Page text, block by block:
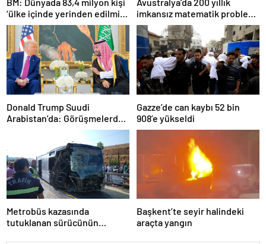
BM: Dünyada 83,4 milyon kişi
‘ülke içinde yerinden edilmiş’
olarak yaşıyor
Avustralya’da 200 yıllık
imkansız matematik problemi
çözüldü
Donald Trump Suudi
Arabistan’da: Görüşmelerde
Gazze’de can kaybı 52 bin
908’e yükseldi
Metrobüs kazasında
tutuklanan sürücünün
Başkent’te seyir halindeki
araçta yangın